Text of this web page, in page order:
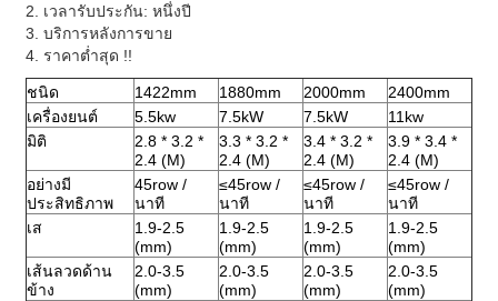
2. เวลารับประกัน: หนึ่งปี
3. บริการหลังการขาย
4. ราคาต่ำสุด !!
ชนิด 1422mm 1880mm 2000mm
2400mm
เครื่องยนต์
5.5kw 7.5kW 7.5kW
11kw
มิติ
2.8 * 3.2 *
2.4 (M)
3.3 * 3.2 *
2.4 (M)
3.4 * 3.2 *
2.4 (M)
3.9 * 3.4 *
2.4 (M)
อย่างมี
ประสิทธิภาพ
45row /
นาที
≤45row /
นาที
≤45row /
นาที
≤45row /
นาที
เส
1.9-2.5
(mm)
1.9-2.5
(mm)
1.9-2.5
(mm)
1.9-2.5
(mm)
เส้นลวดด้าน
ข้าง
2.0-3.5
(mm)
2.0-3.5
(mm)
2.0-3.5
(mm)
2.0-3.5
(mm)